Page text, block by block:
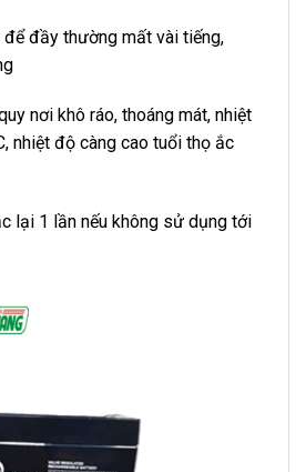
để đầy thường mất vài tiếng,
nơi khô ráo, thoáng mát, nhiệt
nhiệt độ càng cao tuổi thọ ắc
lại 1 lần nếu không sử dụng tới